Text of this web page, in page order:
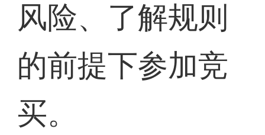
风险、了解规则
的前提下参加竞
买。